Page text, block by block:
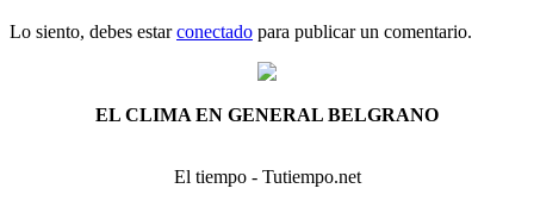
Lo siento, debes estarconectado para publicar un comentario.
EL CLIMA EN GENERAL BELGRANO
El tiempo - Tutiempo.net